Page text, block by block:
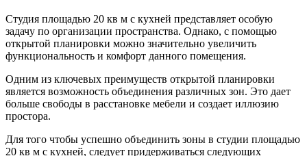
Студия площадью 20 кв м с кухней представляет особую
задачу по организации пространства. Однако, с помощью
открытой планировки можно значительно увеличить
функциональность и комфорт данного помещения.
Одним из ключевых преимуществ открытой планировки
является возможность объединения различных зон. Это дает
больше свободы в расстановке мебели и создает иллюзию
простора.
Для того чтобы успешно объединить зоны в студии площадью
20 кв м с кухней, следует придерживаться следующих